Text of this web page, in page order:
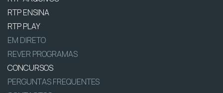
RTP ENSINA
RTP PLAY
EM DIRETO
REVER PROGRAMAS
CONCURSOS
PERGUNTAS FREQUENTES